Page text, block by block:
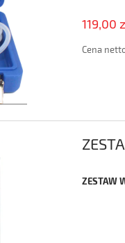
119,00
Cena
ZESTAW